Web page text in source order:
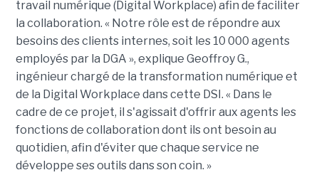
travail numérique (Digital Workplace) afin de faciliter
la collaboration. « Notre rôle est de répondre aux
besoins des clients internes, soit les 10 000 agents
employés par la DGA », explique Geoffroy G.,
ingénieur chargé de la transformation numérique et
de la Digital Workplace dans cette DSI. « Dans le
cadre de ce projet, il s'agissait d'offrir aux agents les
fonctions de collaboration dont ils ont besoin au
quotidien, afin d'éviter que chaque service ne
développe ses outils dans son coin. »